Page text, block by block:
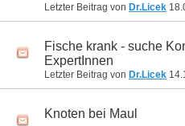
Letzter Beitrag von Dr.Licek
Fische krank - suche
ExpertInnen
Letzter Beitrag von Dr.Licek
Knoten bei Maul